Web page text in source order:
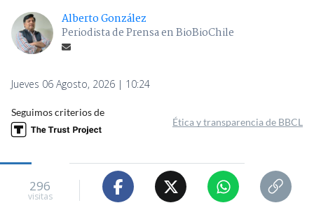
Alberto González
Periodista de Prensa en BioBioChile
Jueves 06 Agosto, 2026 | 10:24
Seguimos criterios de
Ética y transparencia de BBCL
296
visitas